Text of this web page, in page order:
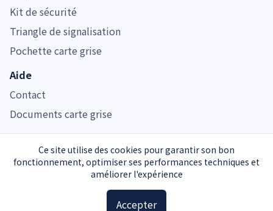
Ce site utilise des cookies pour garantir son bon
fonctionnement, optimiser ses performances techniques et
améliorer l'expérience
Accepter
Kit de sécurité
Triangle de signalisation
Pochette carte grise
Aide
Contact
Documents carte grise
Immatriculer.com est noté 4.7/5 pour son service de carte grise
Service carte grise privé et indépendant de l’Administration
CGU Confidentialité